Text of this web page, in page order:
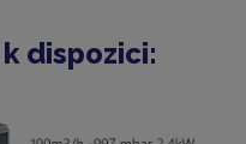
dispozici: